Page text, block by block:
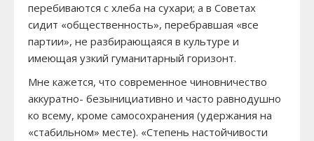
перебиваются с хлеба на сухари; а в Советах
сидит «общественность», перебравшая «все
партии», не разбирающаяся в культуре и
имеющая узкий гуманитарный горизонт.
Мне кажется, что современное чиновничество
аккуратно- безынициативно и часто равнодушно
ко всему, кроме самосохранения (удержания на
«стабильном» месте). «Степень настойчивости